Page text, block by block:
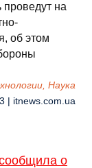
проведут на
об этом
Наука
| itnews.com.ua
о